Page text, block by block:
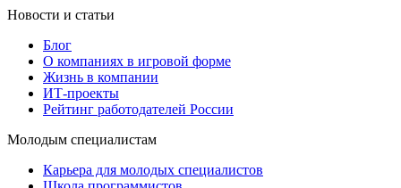
Новости и статьи
Блог
О компаниях в игровой форме
Жизнь в компании
ИТ-проекты
Рейтинг работодателей России
Молодым специалистам
Карьера для молодых специалистов